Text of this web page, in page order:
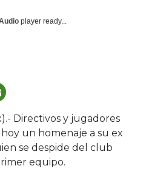
player ready...
Directivos y jugadores
un homenaje a su ex
se despide del club
equipo.